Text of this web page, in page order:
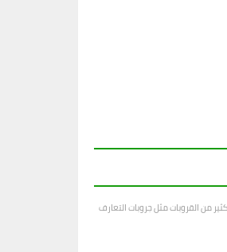
من القروبات مثل جروبات التعارف